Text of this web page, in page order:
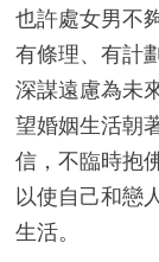
也許處女男不
有條理、有計
深謀遠慮為未
望婚姻生活朝
信，不臨時抱
以使自己和戀
生活。